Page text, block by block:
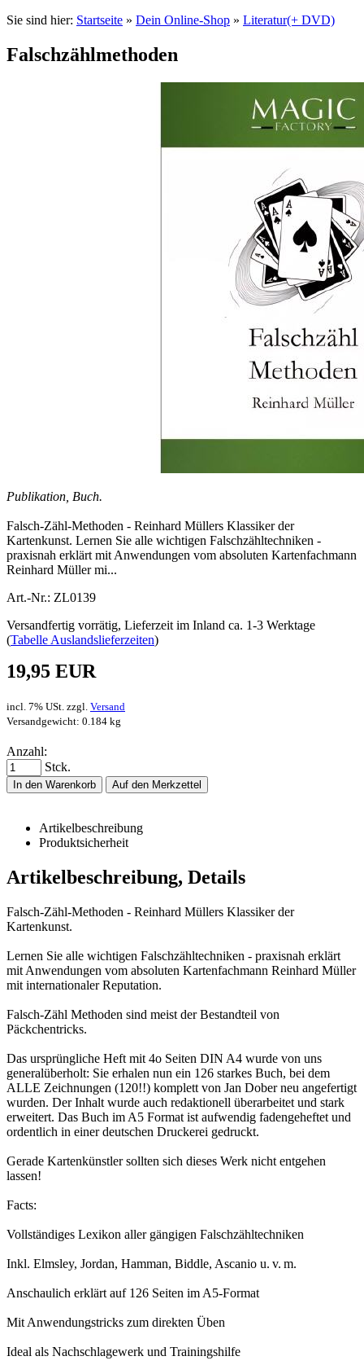
Sie sind hier: Startseite » Dein Online-Shop » Literatur(+ DVD)
Falschzählmethoden
Publikation, Buch.
Falsch-Zähl-Methoden - Reinhard Müllers Klassiker der
Kartenkunst. Lernen Sie alle wichtigen Falschzähltechniken -
praxisnah erklärt mit Anwendungen vom absoluten Kartenfachmann
Reinhard Müller mi...
Art.-Nr.: ZL0139
Versandfertig vorrätig, Lieferzeit im Inland ca. 1-3 Werktage
(Tabelle Auslandslieferzeiten)
19,95 EUR
incl. 7% USt. zzgl. Versand
Versandgewicht: 0.184 kg
Anzahl:
Stck.
In den Warenkorb Auf den Merkzettel
Artikelbeschreibung
Produktsicherheit
Artikelbeschreibung, Details
Falsch-Zähl-Methoden - Reinhard Müllers Klassiker der
Kartenkunst.
Lernen Sie alle wichtigen Falschzähltechniken - praxisnah erklärt
mit Anwendungen vom absoluten Kartenfachmann Reinhard Müller
mit internationaler Reputation.
Falsch-Zähl Methoden sind meist der Bestandteil von
Päckchentricks.
Das ursprüngliche Heft mit 4o Seiten DIN A4 wurde von uns
generalüberholt: Sie erhalen nun ein 126 starkes Buch, bei dem
ALLE Zeichnungen (120!!) komplett von Jan Dober neu angefertigt
wurden. Der Inhalt wurde auch redaktionell überarbeitet und stark
erweitert. Das Buch im A5 Format ist aufwendig fadengeheftet und
ordentlich in einer deutschen Druckerei gedruckt.
Gerade Kartenkünstler sollten sich dieses Werk nicht entgehen
lassen!
Facts:
Vollständiges Lexikon aller gängigen Falschzähltechniken
Inkl. Elmsley, Jordan, Hamman, Biddle, Ascanio u. v. m.
Anschaulich erklärt auf 126 Seiten im A5-Format
Mit Anwendungstricks zum direkten Üben
Ideal als Nachschlagewerk und Trainingshilfe